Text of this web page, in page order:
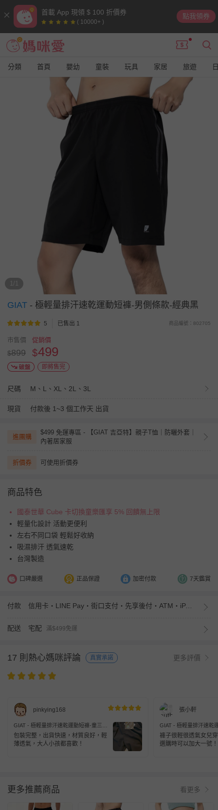
首載 App 現領 $ 100 折價券
( 10000+ )
點我領券
分類 首頁 嬰幼 童裝 玩具 家居 旅遊
1/1
GIAT - 極輕量排汗速乾運動短褲-男側條款-經典黑
5 已售出 1 商品編號：802705
市售價
$899
促銷價
$499
即將售完
尺碼 M、L、XL、2L、3L
現貨 付款後 1~3 個工作天 出貨
進團購
$499 免運專區 - 【GIAT 吉亞特】親子T恤｜防曬外套｜
內著居家服
折價券 可使用折價券
商品特色
國泰世華 Cube 卡切換童樂匯享 5% 回饋無上限
輕量化設計 活動更便利
左右不同口袋 輕鬆好收納
吸濕排汗 透氣速乾
台灣製造
口碑嚴選 正品保證 加密付款 7天鑑賞
付款 信用卡・LINE Pay・街口支付・先享後付・ATM・iPASS MONEY
配送 宅配 滿$499免運
17 則熱心媽咪評論 真實承諾 更多評價
pinkying168
GIAT - 極輕量排汗速乾運動短褲-童三分
款
包裝完整，出貨快速，材質良好，輕
薄透氣，大人小孩都喜歡！
張小軒
GIAT - 極輕量排汗速乾
款
褲子很輕很透氣女兒
選購時可以加大一號！
更多推薦商品 看更多